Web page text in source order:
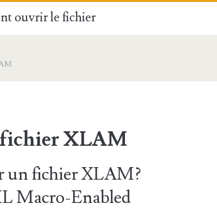
ouvrir le fichier
XLAM
un fichier XLAM?
Macro-Enabled